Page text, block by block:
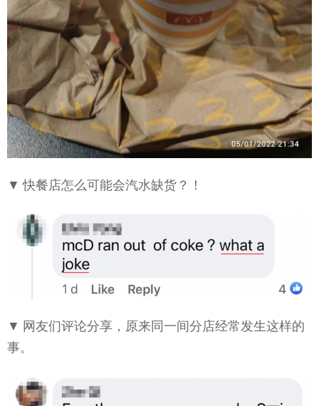
▼ 快餐店怎么可能会汽水缺货？！
▼ 网友们评论分享，原来同一间分店经常发生这样的
事。